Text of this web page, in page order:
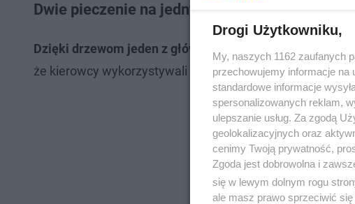
Dwie pieczenie na jednym ogniu
Dzięki drzewom jeden z głównych traktów zyska nieco
że kierowcy wykorzystywali podane miejsce jako
Drogi Użytkowniku,
My, naszych 1162 zaufanych
przechowujemy informacje na
standardowe informacje
spersonalizowanych reklam,
ulepszanie usług. Za zgodą
geolokalizacyjnych oraz
cenimy Twoją prywatność,
Zgoda jest dobrowolna i
się w lewym dolnym rogu
ale masz prawo sprzeciwić